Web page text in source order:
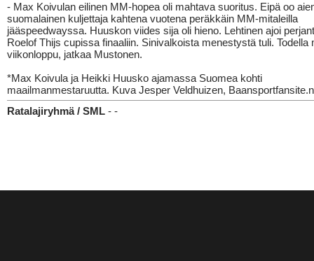
- Max Koivulan eilinen MM-hopea oli mahtava suoritus. Eipä oo
suomalainen kuljettaja kahtena vuotena peräkkäin MM-mitaleilla
jääspeedwayssa. Huuskon viides sija oli hieno. Lehtinen ajoi
Roelof Thijs cupissa finaaliin. Sinivalkoista menestystä tuli. Todella
viikonloppu, jatkaa Mustonen.
*Max Koivula ja Heikki Huusko ajamassa Suomea kohti
maailmanmestaruutta. Kuva Jesper Veldhuizen,
Ratalajiryhmä / SML - -